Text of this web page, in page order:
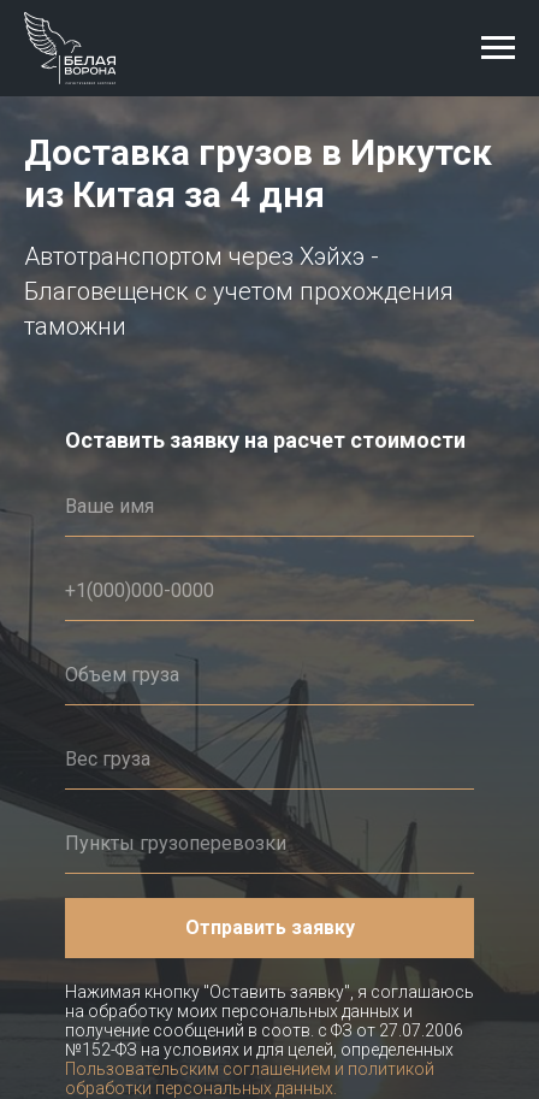
Доставка грузов в Иркутск
из Китая за 4 дня
Автотранспортом через Хэйхэ -
Благовещенск с учетом прохождения
таможни
Оставить заявку на расчет стоимости
Отправить заявку
Нажимая кнопку "Оставить заявку", я соглашаюсь
на обработку моих персональных данных и
получение сообщений в соотв. с ФЗ от 27.07.2006
№152-ФЗ на условиях и для целей, определенных
Пользовательским соглашением и политикой
обработки персональных данных.